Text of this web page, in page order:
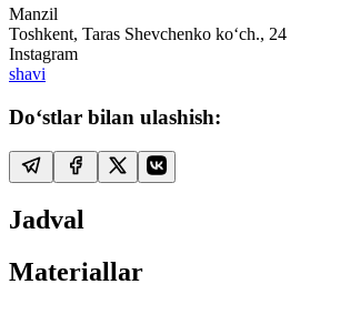
Manzil
Toshkent, Taras Shevchenko ko‘ch., 24
Instagram
shavi
Do‘stlar bilan ulashish:
Jadval
Materiallar